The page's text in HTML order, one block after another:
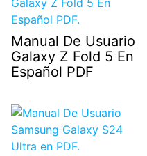
Manual De Usuario
Galaxy Z Fold 5 En
Español PDF